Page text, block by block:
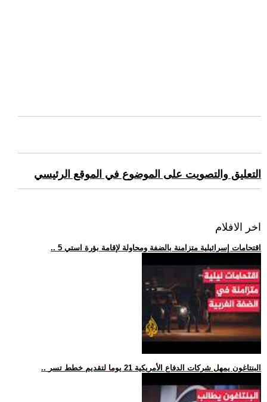
التعليق والتصويت على الموضوع في الموقع الرئيسي
اخر الافلام
.. 5 اقتحامات إسرائيلية متزامنة بالضفة ومحاولة لإقامة بؤرة استي
.. البنتاغون يمهل شركات الدفاع الأمريكية 21 يوما لتقديم خطط تسر